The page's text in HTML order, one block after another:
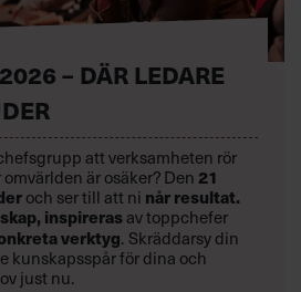
– DÄR LEDARE
att verksamheten rör
är osäker? Den 21
och ser till att ni når resultat.
inspirerasav toppchefer
verktyg. Skräddarsy din
kunskapsspår för dina och
just nu.